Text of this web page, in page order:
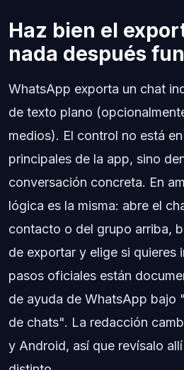
Haz bien el
nada después
WhatsApp exporta un chat
de texto plano
medios). El control no está
principales de la app, sino
conversación concreta. En
lógica es la misma: abre el
contacto o del grupo arriba,
de exportar y elige si quieres
pasos oficiales están
de ayuda de WhatsApp bajo
de chats". La redacción
y Android, así que revísalo